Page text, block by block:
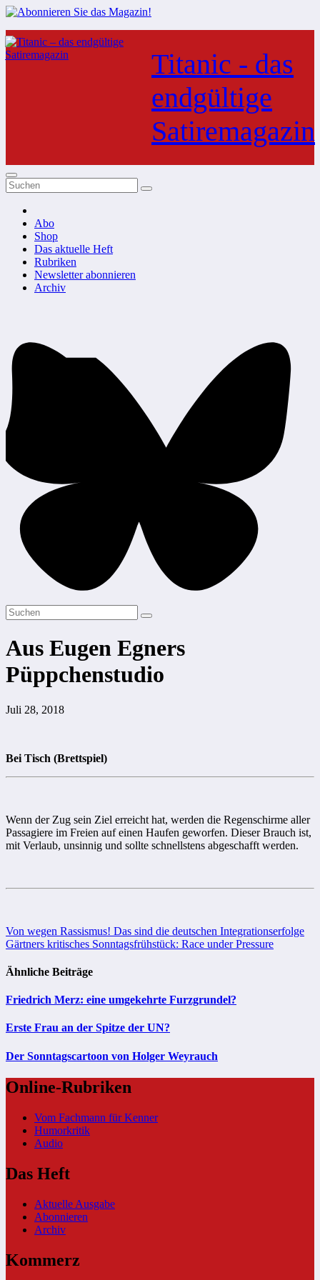
Zum
Inhalt
springen
Titanic - das
endgültige
Satiremagazin
Abo
Shop
Das aktuelle Heft
Rubriken
Newsletter abonnieren
Archiv
Aus Eugen Egners
Püppchenstudio
Juli 28, 2018
Bei Tisch (Brettspiel)
Wenn der Zug sein Ziel erreicht hat, werden die Regenschirme aller
Passagiere im Freien auf einen Haufen geworfen. Dieser Brauch ist,
mit Verlaub, unsinnig und sollte schnellstens abgeschafft werden.
Beitragsnavigation
Von wegen Rassismus! Das sind die deutschen Integrationserfolge
Gärtners kritisches Sonntagsfrühstück: Race under Pressure
Ähnliche Beiträge
Friedrich Merz: eine umgekehrte Furzgrundel?
Erste Frau an der Spitze der UN?
Der Sonntagscartoon von Holger Weyrauch
Online-Rubriken
Vom Fachmann für Kenner
Humorkritik
Audio
Das Heft
Aktuelle Ausgabe
Abonnieren
Archiv
Kommerz